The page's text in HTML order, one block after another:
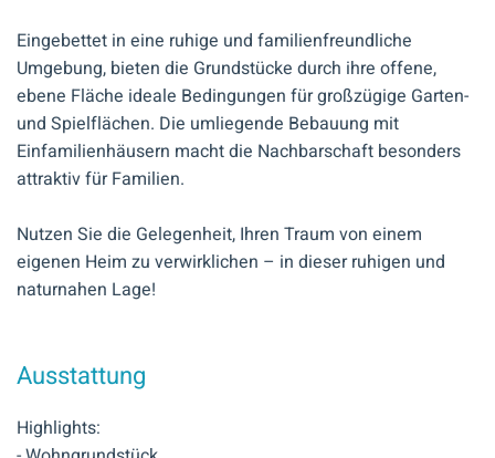
Eingebettet in eine ruhige und familienfreundliche
Umgebung, bieten die Grundstücke durch ihre offene,
ebene Fläche ideale Bedingungen für großzügige Garten-
und Spielflächen. Die umliegende Bebauung mit
Einfamilienhäusern macht die Nachbarschaft besonders
attraktiv für Familien.
Nutzen Sie die Gelegenheit, Ihren Traum von einem
eigenen Heim zu verwirklichen – in dieser ruhigen und
naturnahen Lage!
Ausstattung
Highlights: